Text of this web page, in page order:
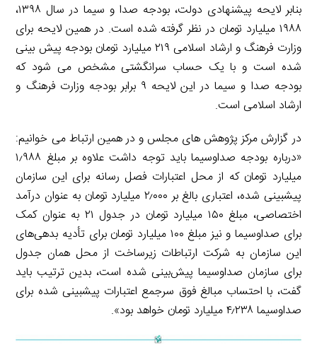
بنابر لایحه پیشنهادی دولت، بودجه صدا و سیما در سال ۱۳۹۸،
۱۹۸۸ میلیارد تومان در نظر گرفته شده است. در همین لایحه برای
وزارت فرهنگ و ارشاد اسلامی ۲۱۹ میلیارد تومان بودجه پیش بینی
شده است و با یک حساب سرانگشتی مشخص می شود که
بودجه صدا و سیما در این لایحه ۹ برابر بودجه وزارت فرهنگ و
ارشاد اسلامی است.
در گزارش مرکز پژوهش های مجلس و در همین ارتباط می خوانیم:
«درباره بودجه صداوسیما باید توجه داشت علاوه بر مبلغ ۱٫۹۸۸
میلیارد تومان که از محل اعتبارات فصل رسانه برای این سازمان
پیشبینی شده، اعتباری بالغ بر ۲٫۰۰۰ میلیارد تومان به عنوان درآمد
اختصاصی، مبلغ ۱۵۰ میلیارد تومان در جدول ۲۱ به عنوان کمک
برای صداوسیما و نیز مبلغ ۱۰۰ میلیارد تومان برای تأدیه بدهی‌های
این سازمان به شرکت ارتباطات زیرساخت از محل همان جدول
برای سازمان صداوسیما پیش‌بینی شده است، بدین ترتیب باید
گفت، با احتساب مبالغ فوق سرجمع اعتبارات پیشبینی شده برای
صداوسیما ۴٫۲۳۸ میلیارد تومان خواهد بود».